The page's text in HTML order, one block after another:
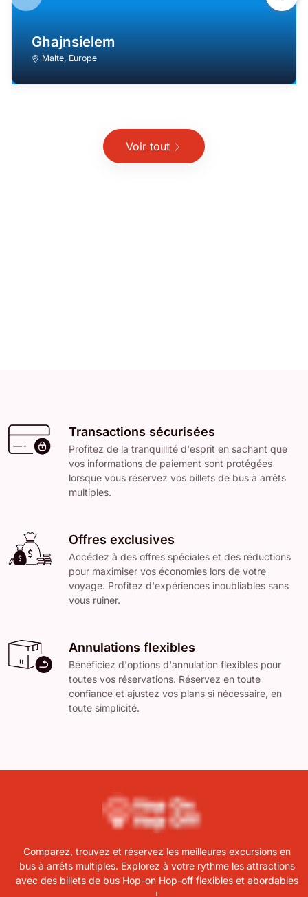
Ghajnsielem
Malte, Europe
Voir tout
Transactions sécurisées
Profitez de la tranquillité d'esprit en sachant que
vos informations de paiement sont protégées
lorsque vous réservez vos billets de bus à arrêts
multiples.
Offres exclusives
Accédez à des offres spéciales et des réductions
pour maximiser vos économies lors de votre
voyage. Profitez d'expériences inoubliables sans
vous ruiner.
Annulations flexibles
Bénéficiez d'options d'annulation flexibles pour
toutes vos réservations. Réservez en toute
confiance et ajustez vos plans si nécessaire, en
toute simplicité.
Comparez, trouvez et réservez les meilleures excursions en
bus à arrêts multiples. Explorez à votre rythme les attractions
avec des billets de bus Hop-on Hop-off flexibles et abordables